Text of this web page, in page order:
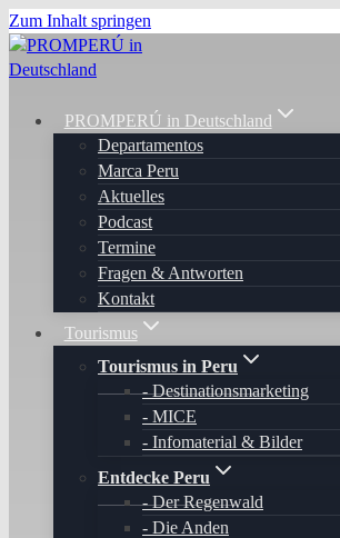
Zum Inhalt springen
PROMPERÚ in Deutschland
Departamentos
Marca Peru
Aktuelles
Podcast
Termine
Fragen & Antworten
Kontakt
Tourismus
Tourismus in Peru
Destinationsmarketing
MICE
Infomaterial & Bilder
Entdecke Peru
Der Regenwald
Die Anden